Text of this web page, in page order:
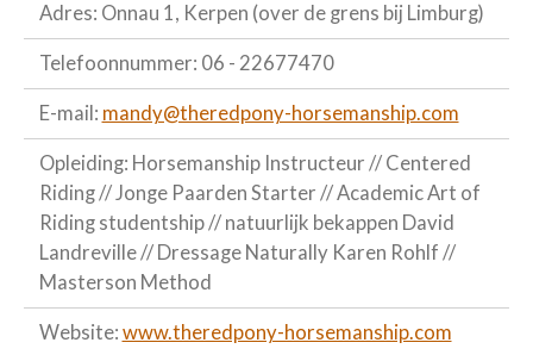
Adres: Onnau 1, Kerpen (over de grens bij Limburg)
Telefoonnummer: 06 - 22677470
E-mail: mandy@theredpony-horsemanship.com
Opleiding: Horsemanship Instructeur // Centered
Riding // Jonge Paarden Starter // Academic Art of
Riding studentship // natuurlijk bekappen David
Landreville // Dressage Naturally Karen Rohlf //
Masterson Method
Website: www.theredpony-horsemanship.com